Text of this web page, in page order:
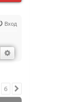
Вход
Поиск
6